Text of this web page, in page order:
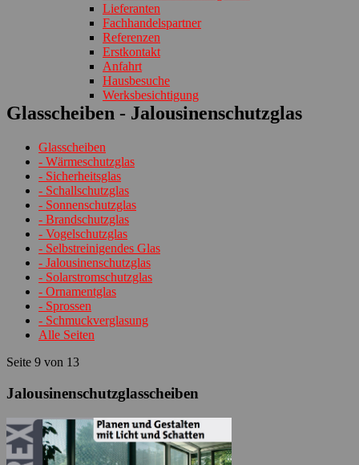
Lieferanten
Fachhandelspartner
Referenzen
Erstkontakt
Anfahrt
Hausbesuche
Werksbesichtigung
Glasscheiben - Jalousinenschutzglas
Glasscheiben
- Wärmeschutzglas
- Sicherheitsglas
- Schallschutzglas
- Sonnenschutzglas
- Brandschutzglas
- Vogelschutzglas
- Selbstreinigendes Glas
- Jalousinenschutzglas
- Solarstromschutzglas
- Ornamentglas
- Sprossen
- Schmuckverglasung
Alle Seiten
Seite 9 von 13
Jalousinenschutzglasscheiben